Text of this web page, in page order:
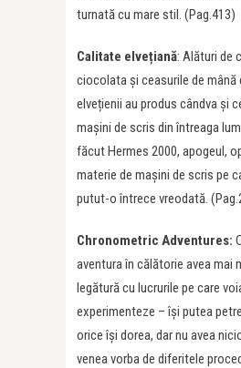
turnată cu mare stil. (Pag.413)
Calitate elvețiană: Alături de
ciocolata și ceasurile de mână
elvețienii au produs cândva și
mașini de scris din întreaga
făcut Hermes 2000, apogeul,
materie de mașini de scris pe
putut-o întrece vreodată.
Chronometric Adventures:
aventura în călătorie avea mai
legătură cu lucrurile pe care
experimenteze – își putea
orice își dorea, dar nu avea
venea vorba de diferitele